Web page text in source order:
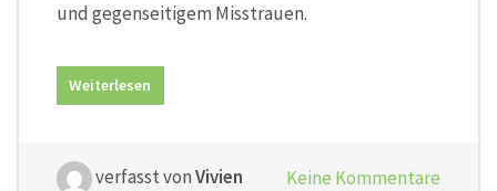
und gegenseitigem Misstrauen.
Weiterlesen
verfasst vonVivien
Keine Kommentare